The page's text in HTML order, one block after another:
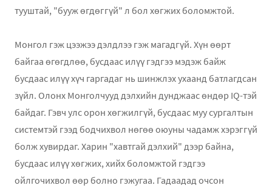
тууштай, "бууж өгдөггүй" л бол хөгжих боломжтой.
Монгол гэж цээжээ дэлдлээ гэж магадгүй. Хүн өөрт
байгаа өгөгдлөө, бусдаас илүү гэдгээ мэдэж байж
бусдаас илүү хүч гаргадаг нь шинжлэх ухаанд батлагдсан
зүйл. Олонх Монголчууд дэлхийн дунджаас өндөр IQ-тэй
байдаг. Гэвч улс орон хөгжилгүй, бусдаас муу сургалтын
системтэй гээд бодчихвол нөгөө оюуны чадамж хэрэггүй
болж хувирдаг. Харин "хавтгай дэлхий" дээр байна,
бусдаас илүү хөгжих, хийх боломжтой гэдгээ
ойлгочихвол өөр болно гэжугаа. Гадаадад очсон